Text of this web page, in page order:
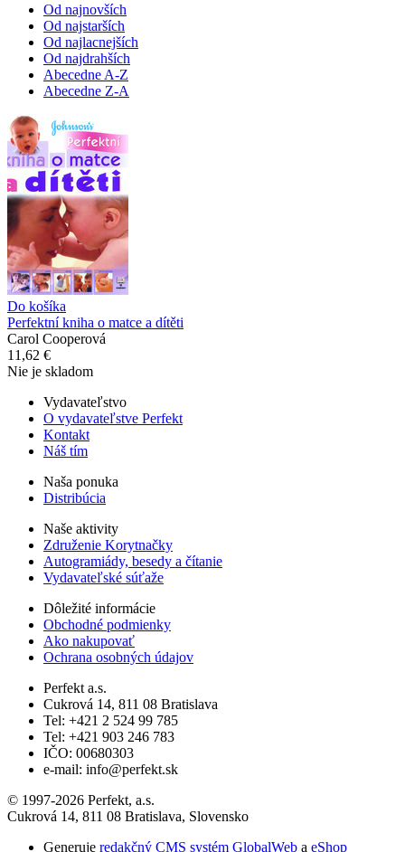
Od najnovších
Od najstarších
Od najlacnejších
Od najdrahších
Abecedne A-Z
Abecedne Z-A
Do košíka
Perfektní kniha o matce a dítěti
Carol Cooperová
11,62 €
Nie je skladom
Vydavateľstvo
O vydavateľstve Perfekt
Kontakt
Náš tím
Naša ponuka
Distribúcia
Naše aktivity
Združenie Korytnačky
Autogramiády, besedy a čítanie
Vydavateľské súťaže
Dôležité informácie
Obchodné podmienky
Ako nakupovať
Ochrana osobných údajov
Perfekt a.s.
Cukrová 14, 811 08 Bratislava
Tel: +421 2 524 99 785
Tel: +421 903 246 783
IČO: 00680303
e-mail: info@perfekt.sk
© 1997-2026 Perfekt, a.s.
Cukrová 14, 811 08 Bratislava, Slovensko
Generuje redakčný CMS systém GlobalWeb a eShop